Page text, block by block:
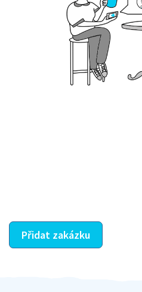
Přidat zakázku